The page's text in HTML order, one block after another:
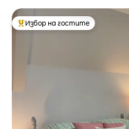
Най-популярен избор на гостите
Избор на гостите